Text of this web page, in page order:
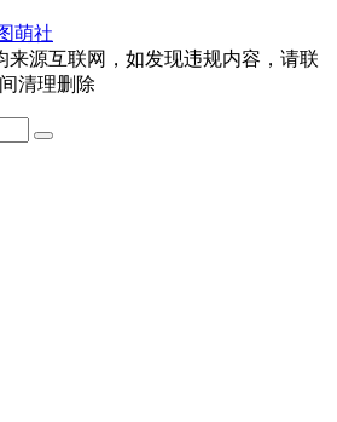
萌社
来源互联网，如发现违规内容，请联
清理删除